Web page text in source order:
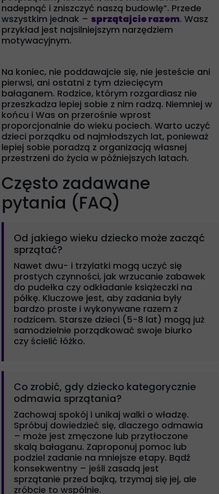
nadepnąć i zniszczyć naszą budowlę”. Przede
wszystkim jednak – sprzątajcie razem. Wasz
przykład jest najsilniejszym narzędziem
motywacyjnym.
Na koniec, nie poddawajcie się, nie jesteście ani
pierwsi, ani ostatni z tym dziecięcym
bałaganem. Rodzice, którym rozgardiasz nie
przeszkadza lepiej sobie z nim radzą. Niemniej w
końcu i Was on przerośnie wprost
proporcjonalnie do wieku pociech. Warto uczyć
dzieci porządku od najmłodszych lat, ponieważ
lepiej sobie poradzą z organizacją własnej
przestrzeni do życia w późniejszych latach.
Często zadawane
pytania (FAQ)
Od jakiego wieku dziecko może zacząć
sprzątać?
Nawet dwu- i trzylatki mogą uczyć się
prostych czynności, jak wrzucanie zabawek
do pudełka czy odkładanie książeczki na
półkę. Kluczowe jest, aby zadania były
bardzo proste i wykonywane razem z
rodzicem. Starsze dzieci (5-8 lat) mogą już
samodzielnie porządkować swoje biurko
czy ścielić łóżko.
Co zrobić, gdy dziecko kategorycznie
odmawia sprzątania?
Zachowaj spokój i unikaj walki o władzę.
Spróbuj dowiedzieć się, dlaczego odmawia
– może jest zmęczone lub przytłoczone
skalą bałaganu. Zaproponuj pomoc lub
podziel zadanie na mniejsze etapy. Bądź
konsekwentny – jeśli zasadą jest
sprzątanie przed bajką, trzymaj się jej, ale
zróbcie to wspólnie.